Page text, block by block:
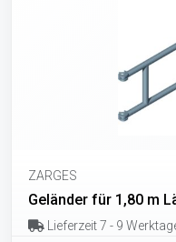
ZARGES
Geländer für 1,80 m
Lieferzeit 7 - 9